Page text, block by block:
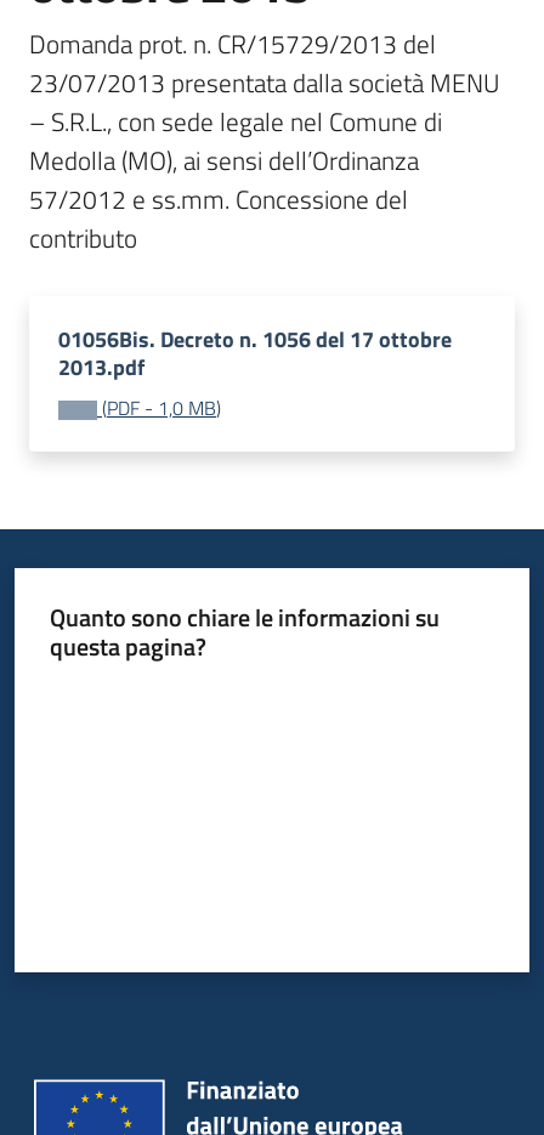
Domanda prot. n. CR/15729/2013 del
23/07/2013 presentata dalla società MENU
– S.R.L., con sede legale nel Comune di
Medolla (MO), ai sensi dell’Ordinanza
57/2012 e ss.mm. Concessione del
contributo
01056Bis. Decreto n. 1056 del 17 ottobre
2013.pdf
(PDF - 1,0 MB)
Quanto sono chiare le informazioni su
questa pagina?